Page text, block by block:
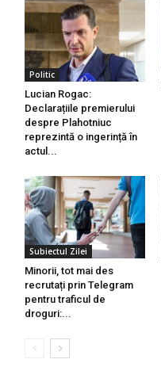
Politic
Lucian Rogac:
Declarațiile premierului
despre Plahotniuc
reprezintă o ingerință în
actul...
Subiectul Zilei
Minorii, tot mai des
recrutați prin Telegram
pentru traficul de
droguri:...